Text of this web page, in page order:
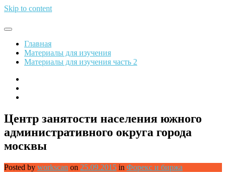
Skip to content
Обрети финансовую свободу
Главная
Материалы для изучения
Материалы для изучения часть 2
Центр занятости населения южного
административного округа города
москвы
Posted by workscan on 25.09.2015 in Форекс и биржа